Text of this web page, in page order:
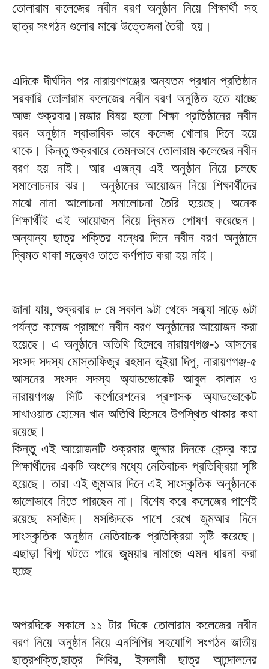
তোলারাম কলেজের নবীন বরণ অনুষ্ঠান নিয়ে শিক্ষার্থী সহ
ছাত্র সংগঠন গুলোর মাঝে উত্তেজনা তৈরী হয়।
এদিকে দীর্ঘদিন পর নারায়ণগঞ্জের অন্যতম প্রধান প্রতিষ্ঠান
সরকারি তোলারাম কলেজের নবীন বরণ অনুষ্ঠিত হতে যাচ্ছে
আজ শুক্রবার।মজার বিষয় হলো শিক্ষা প্রতিষ্ঠানের নবীন
বরন অনুষ্ঠান স্বাভাবিক ভাবে কলেজ খোলার দিনে হয়ে
থাকে। কিন্তু শুক্রবারে তেমনভাবে তোলারাম কলেজের নবীন
বরণ হয় নাই। আর এজন্য এই অনুষ্ঠান নিয়ে চলছে
সমালোচনার ঝর। অনুষ্ঠানের আয়োজন নিয়ে শিক্ষার্থীদের
মাঝে নানা আলোচনা সমালোচনা তৈরি হয়েছে। অনেক
শিক্ষার্থীই এই আয়োজন নিয়ে দ্বিমত পোষণ করেছেন।
অন্যান্য ছাত্র শক্তির বন্ধের দিনে নবীন বরণ অনুষ্ঠানে
দ্বিমত থাকা সত্ত্বেও তাতে কর্ণপাত করা হয় নাই।
জানা যায়, শুক্রবার ৮ মে সকাল ৯টা থেকে সন্ধ্যা সাড়ে ৬টা
পর্যন্ত কলেজ প্রাঙ্গণে নবীন বরণ অনুষ্ঠানের আয়োজন করা
হয়েছে। এ অনুষ্ঠানে অতিথি হিসেবে নারায়ণগঞ্জ-১ আসনের
সংসদ সদস্য মোস্তাফিজুর রহমান ভূইয়া দিপু, নারায়ণগঞ্জ-৫
আসনের সংসদ সদস্য অ্যাডভোকেট আবুল কালাম ও
নারায়ণগঞ্জ সিটি কর্পোরেশনের প্রশাসক অ্যাডভোকেট
সাখাওয়াত হোসেন খান অতিথি হিসেবে উপস্থিত থাকার কথা
রয়েছে।
কিন্তু এই আয়োজনটি শুক্রবার জুম্মার দিনকে কেন্দ্র করে
শিক্ষার্থীদের একটি অংশের মধ্যে নেতিবাচক প্রতিক্রিয়া সৃষ্টি
হয়েছে। তারা এই জুমআর দিনে এই সাংস্কৃতিক অনুষ্ঠানকে
ভালোভাবে নিতে পারছেন না। বিশেষ করে কলেজের পাশেই
রয়েছে মসজিদ। মসজিদকে পাশে রেখে জুমআর দিনে
সাংস্কৃতিক অনুষ্ঠান নেতিবাচক প্রতিক্রিয়া সৃষ্টি করেছে।
এছাড়া বিগ্ম ঘটতে পারে জুময়ার নামাজে এমন ধারনা করা
হচ্ছে
অপরদিকে সকালে ১১ টার দিকে তোলারাম কলেজের নবীন
বরণ নিয়ে অনুষ্ঠান নিয়ে এনসিপির সহযোগি সংগঠন জাতীয়
ছাত্রশক্তি,ছাত্র শিবির, ইসলামী ছাত্র আন্দোলনের